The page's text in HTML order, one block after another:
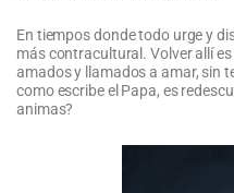
En tiempos donde todo urge y
más contracultural. Volver allí
amados y llamados a amar, sin
como escribe el Papa, es
animas?